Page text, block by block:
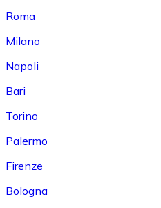
Roma
Milano
Napoli
Bari
Torino
Palermo
Firenze
Bologna